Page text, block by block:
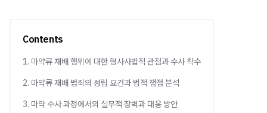
Contents
1. 마약류 재배 행위에 대한 형사사법적 관점과 수사 착수
2. 마약류 재배 범죄의 성립 요건과 법적 쟁점 분석
3. 마약 수사 과정에서의 실무적 장벽과 대응 방안